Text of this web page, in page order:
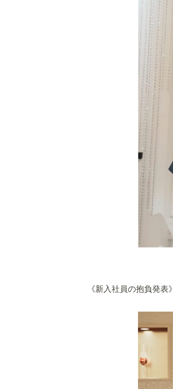
《新入社員の抱負発表》